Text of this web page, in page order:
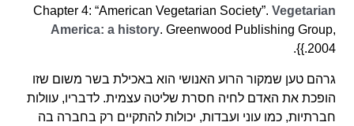
Chapter 4: “American Vegetarian Society”. Vegetarian
America: a history. Greenwood Publishing Group,
2004.}}.
גרהם טען שמקור הרוע האנושי הוא באכילת בשר משום שזו
הופכת את האדם לחיה חסרת שליטה עצמית. לדבריו, עוולות
חברתיות, כמו עוני ועבדות, יכולות להתקיים רק בחברה בה